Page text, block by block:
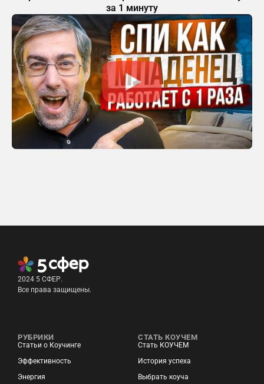
за 1 минуту
2024 5 СФЕР.
Все права защищены.
РУБРИКИ
Статьи о Коучинге
Эффективность
Энергия
СТАТЬ КОУЧЕМ
Стать КОУЧЕМ
История успеха
Выбрать коуча